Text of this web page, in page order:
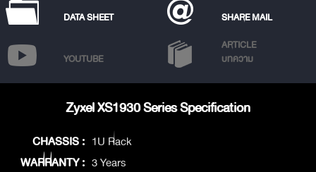
DATA SHEET SHARE MAIL
YOUTUBE
ARTICLE
บทความ
Zyxel XS1930 Series Specification
CHASSIS : 1U Rack
WARRANTY : 3 Years